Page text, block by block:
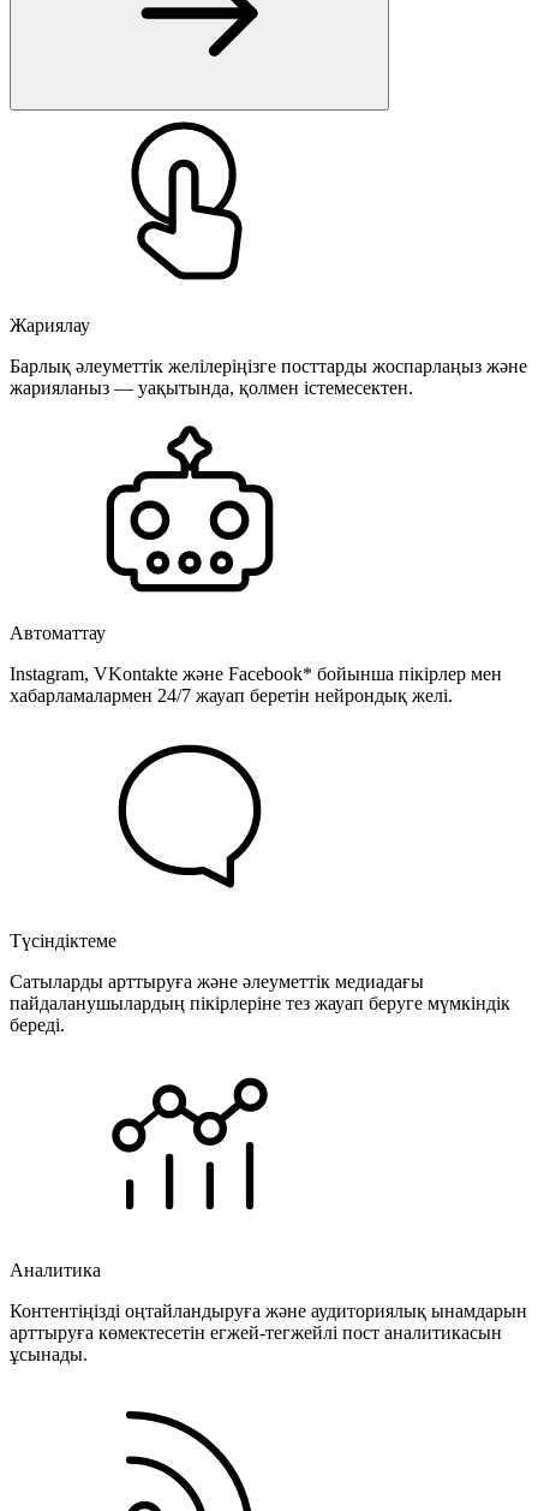
Жариялау
Барлық әлеуметтік желілеріңізге посттарды жоспарлаңыз және
жарияланыз — уақытында, қолмен істемесектен.
Автоматтау
Instagram, VKontakte және Facebook* бойынша пікірлер мен
хабарламалармен 24/7 жауап беретін нейрондық желі.
Түсіндіктеме
Сатыларды арттыруға және әлеуметтік медиадағы
пайдаланушылардың пікірлеріне тез жауап беруге мүмкіндік
береді.
Аналитика
Контентіңізді оңтайландыруға және аудиториялық ынамдарын
арттыруға көмектесетін егжей-тегжейлі пост аналитикасын
ұсынады.